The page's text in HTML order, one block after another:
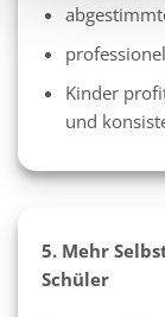
Kinder
und
5. Mehr
Schüler